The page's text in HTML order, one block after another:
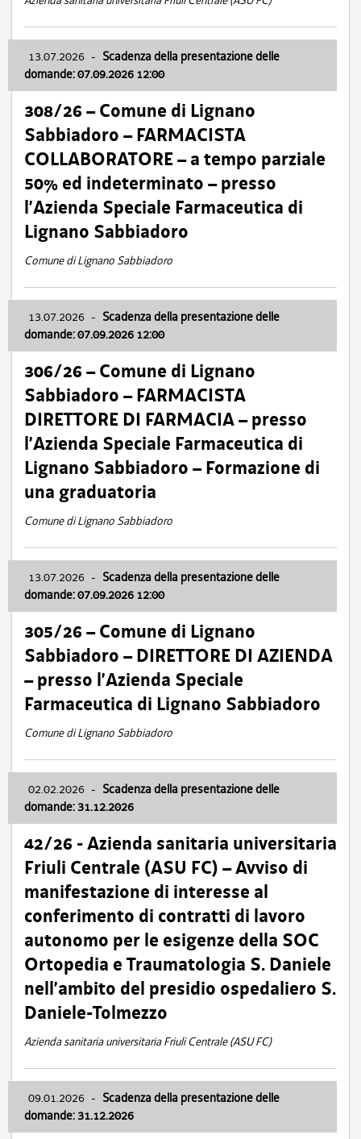
13.07.2026 - Scadenza della presentazione delle
domande: 07.09.2026 12:00
308/26 – Comune di Lignano
Sabbiadoro – FARMACISTA
COLLABORATORE – a tempo parziale
50% ed indeterminato – presso
l’Azienda Speciale Farmaceutica di
Lignano Sabbiadoro
Comune di Lignano Sabbiadoro
13.07.2026 - Scadenza della presentazione delle
domande: 07.09.2026 12:00
306/26 – Comune di Lignano
Sabbiadoro – FARMACISTA
DIRETTORE DI FARMACIA – presso
l’Azienda Speciale Farmaceutica di
Lignano Sabbiadoro – Formazione di
una graduatoria
Comune di Lignano Sabbiadoro
13.07.2026 - Scadenza della presentazione delle
domande: 07.09.2026 12:00
305/26 – Comune di Lignano
Sabbiadoro – DIRETTORE DI AZIENDA
– presso l’Azienda Speciale
Farmaceutica di Lignano Sabbiadoro
Comune di Lignano Sabbiadoro
02.02.2026 - Scadenza della presentazione delle
domande: 31.12.2026
42/26 - Azienda sanitaria universitaria
Friuli Centrale (ASU FC) – Avviso di
manifestazione di interesse al
conferimento di contratti di lavoro
autonomo per le esigenze della SOC
Ortopedia e Traumatologia S. Daniele
nell’ambito del presidio ospedaliero S.
Daniele-Tolmezzo
Azienda sanitaria universitaria Friuli Centrale (ASU FC)
09.01.2026 - Scadenza della presentazione delle
domande: 31.12.2026